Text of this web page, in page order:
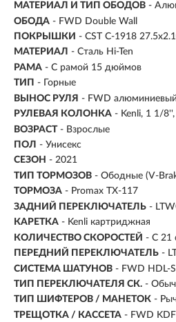
МАТЕРИАЛ И ТИП ОБОДОВ -
ОБОДА - FWD Double Wall
ПОКРЫШКИ - CST C-1918
МАТЕРИАЛ - Сталь Hi-Ten
РАМА - С рамой 15 дюймов
ТИП -
Горные
ВЫНОС РУЛЯ - FWD алюминиевый
РУЛЕВАЯ КОЛОНКА - Kenli, 1 1/8'',
ВОЗРАСТ - Взрослые
ПОЛ - Унисекс
СЕЗОН - 2021
ТИП ТОРМОЗОВ - Ободные (V-
ТОРМОЗА - Promax TX-117
ЗАДНИЙ ПЕРЕКЛЮЧАТЕЛЬ -
КАРЕТКА - Kenli картриджная
КОЛИЧЕСТВО СКОРОСТЕЙ - С 21
ПЕРЕДНИЙ ПЕРЕКЛЮЧАТЕЛЬ -
СИСТЕМА ШАТУНОВ - FWD HDL-
ТИП ПЕРЕКЛЮЧАТЕЛЯ СК. -
ТИП ШИФТЕРОВ / МАНЕТОК -
ТРЕЩОТКА / КАССЕТА - FWD